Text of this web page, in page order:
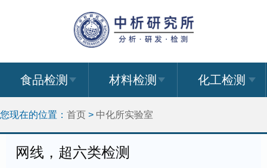
食品检测 材料检测 化工检测
您现在的位置： 首页 > 中化所实验室
网线，超六类检测